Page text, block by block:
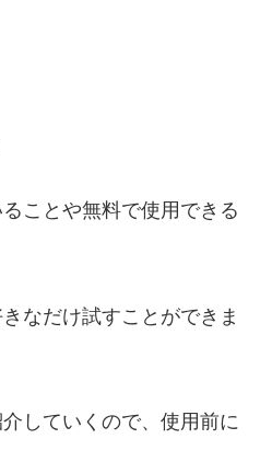
ことや無料で使用できる
なだけ試すことができま
していくので、使用前に